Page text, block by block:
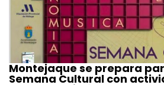
Montejaque se prepara
Semana Cultural con